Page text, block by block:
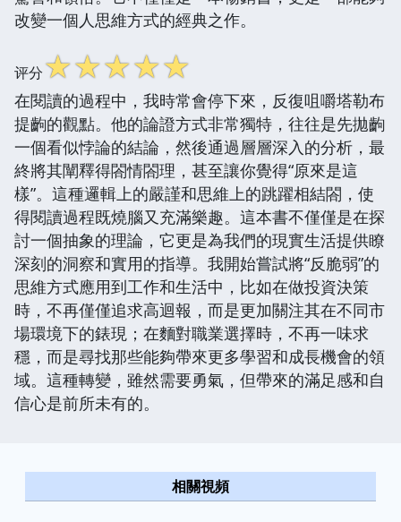
改變一個人思維方式的經典之作。
评分☆☆☆☆☆
在閱讀的過程中，我時常會停下來，反復咀嚼塔勒布
提齣的觀點。他的論證方式非常獨特，往往是先拋齣
一個看似悖論的結論，然後通過層層深入的分析，最
終將其闡釋得閤情閤理，甚至讓你覺得“原來是這
樣”。這種邏輯上的嚴謹和思維上的跳躍相結閤，使
得閱讀過程既燒腦又充滿樂趣。這本書不僅僅是在探
討一個抽象的理論，它更是為我們的現實生活提供瞭
深刻的洞察和實用的指導。我開始嘗試將“反脆弱”的
思維方式應用到工作和生活中，比如在做投資決策
時，不再僅僅追求高迴報，而是更加關注其在不同市
場環境下的錶現；在麵對職業選擇時，不再一味求
穩，而是尋找那些能夠帶來更多學習和成長機會的領
域。這種轉變，雖然需要勇氣，但帶來的滿足感和自
信心是前所未有的。
相關視頻